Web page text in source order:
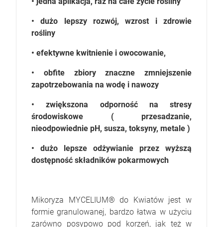
• dużo lepszy rozwój, wzrost i zdrowie
rośliny
• efektywne kwitnienie i owocowanie,
• obfite zbiory znaczne zmniejszenie
zapotrzebowania na wodę i nawozy
• zwiększona odporność na stresy
środowiskowe ( przesadzanie,
nieodpowiednie pH, susza, toksyny, metale )
• dużo lepsze odżywianie przez wyższą
dostępność składników pokarmowych
Mikoryza MYCELIUM® do Kwiatów jest w
formie granulowanej, bardzo łatwa w użyciu
zarówno posypowo pod korzeń, jak też w